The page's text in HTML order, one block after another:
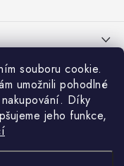
souboru cookie.
umožnili pohodlné
Díky
jeho funkce,